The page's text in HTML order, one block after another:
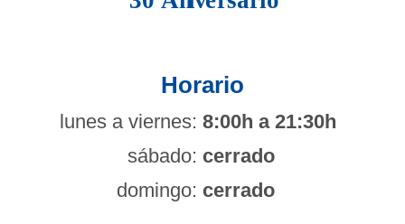
Horario
lunes a viernes: 8:00h a 21:30h
sábado: cerrado
domingo: cerrado